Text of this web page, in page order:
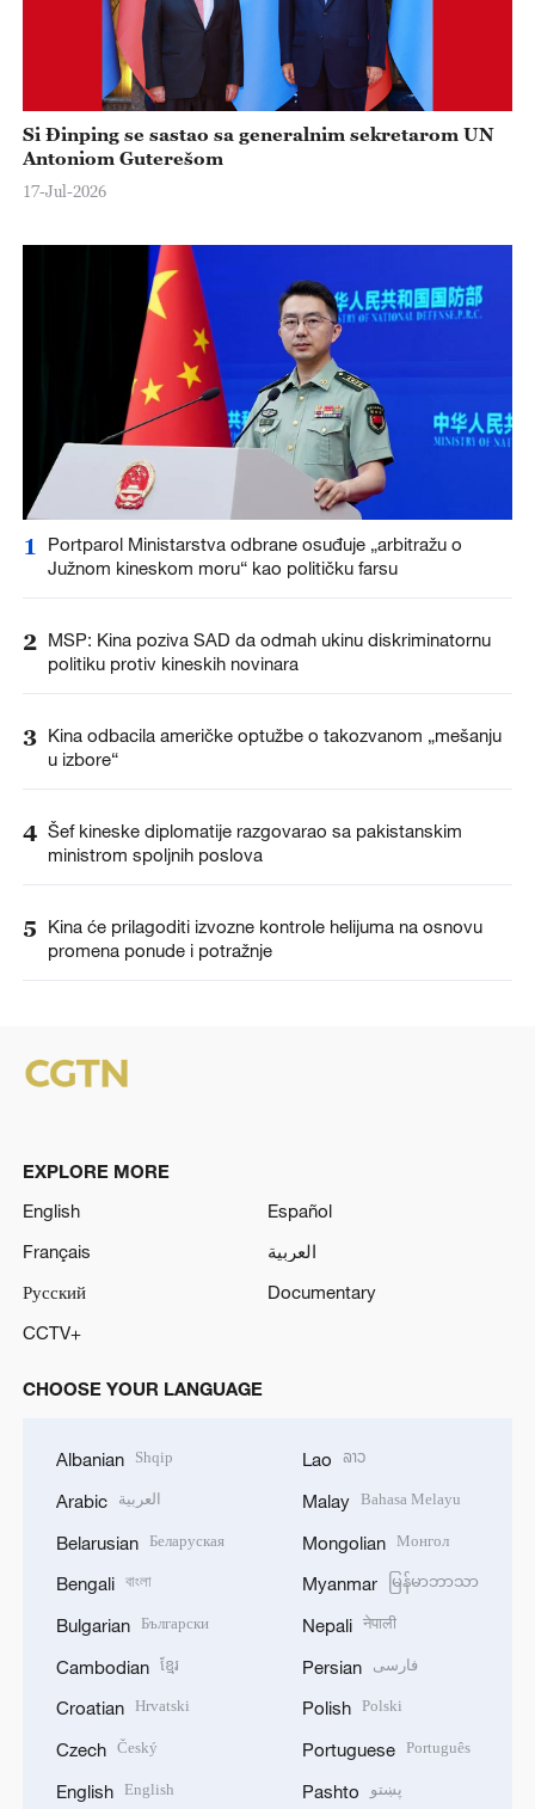
Si Đinping se sastao sa generalnim sekretarom UN
Antoniom Guterešom
17-Jul-2026
1
Portparol Ministarstva odbrane osuđuje „arbitražu o
Južnom kineskom moru“ kao političku farsu
2 MSP: Kina poziva SAD da odmah ukinu diskriminatornu
politiku protiv kineskih novinara
3 Kina odbacila američke optužbe o takozvanom „mešanju
u izbore“
4 Šef kineske diplomatije razgovarao sa pakistanskim
ministrom spoljnih poslova
5
Kina će prilagoditi izvozne kontrole helijuma na osnovu
promena ponude i potražnje
EXPLORE MORE
English
Español
Français
العربية
Русский
Documentary
CCTV+
CHOOSE YOUR LANGUAGE
Albanian Shqip
Arabic العربية
Belarusian Беларуская
Bengali বাংলা
Bulgarian Български
Cambodian ខ្មែរ
Croatian Hrvatski
Czech Český
English English
Lao ລາວ
Malay Bahasa Melayu
Mongolian Монгол
Myanmar မြန်မာဘာသာ
Nepali नेपाली
Persian فارسی
Polish Polski
Portuguese Português
Pashto پښتو